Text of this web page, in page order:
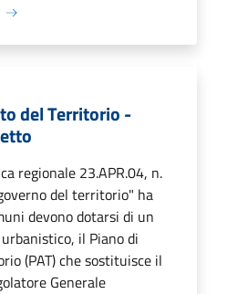
del Territorio -
regionale 23.APR.04, n.
del territorio" ha
devono dotarsi di un
il Piano di
(PAT) che sostituisce il
Generale